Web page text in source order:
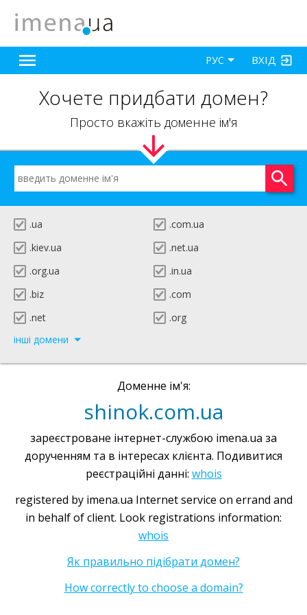
ВХІД
РУС
Хочете придбати домен?
Просто вкажіть доменне ім'я
.ua
.com.ua
.kiev.ua
.net.ua
.org.ua
.in.ua
.biz
.com
.net
.org
інші домени
Доменне ім'я:
shinok.com.ua
зареєстроване інтернет-службою imena.ua за
дорученням та в інтересах клієнта. Подивитися
реєстраційні данні: whois
registered by imena.ua Internet service on errand and
in behalf of client. Look registrations information:
whois
Як правильно підібрати домен?
How correctly to choose a domain?